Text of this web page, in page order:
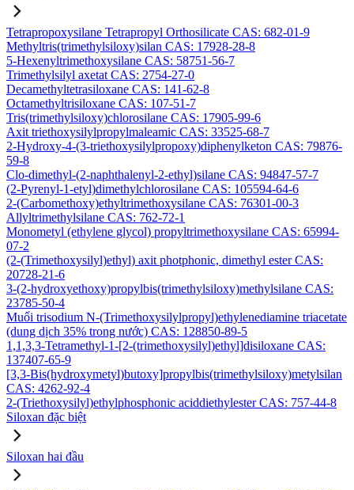
Tetrapropoxysilane Tetrapropyl Orthosilicate CAS: 682-01-9
Methyltris(trimethylsiloxy)silan CAS: 17928-28-8
5-Hexenyltrimethoxysilane CAS: 58751-56-7
Trimethylsilyl axetat CAS: 2754-27-0
Decamethyltetrasiloxane CAS: 141-62-8
Octamethyltrisiloxane CAS: 107-51-7
Tris(trimethylsiloxy)chlorosilane CAS: 17905-99-6
Axit triethoxysilylpropylmaleamic CAS: 33525-68-7
2-Hydroxy-4-(3-triethoxysilylpropoxy)diphenylketon CAS: 79876-
59-8
Clo-dimethyl-(2-naphthalenyl-2-ethyl)silane CAS: 94847-57-7
(2-Pyrenyl-1-etyl)dimethylchlorosilane CAS: 105594-64-6
2-(Carbomethoxy)ethyltrimethoxysilane CAS: 76301-00-3
Allyltrimethylsilane CAS: 762-72-1
Monometyl (ethylene glycol) propyltrimethoxysilane CAS: 65994-
07-2
(2-(Trimethoxysilyl)ethyl) axit photphonic, dimethyl ester CAS:
20728-21-6
3-(2-hydroxyethoxy)propylbis(trimethylsiloxy)methylsilane CAS:
23785-50-4
Muối trisodium N-(Trimethoxysilylpropyl)ethylenediamine triacetate
(dung dịch 35% trong nước) CAS: 128850-89-5
1,1,3,3-Tetramethyl-1-[2-(trimethoxysilyl)ethyl]disiloxane CAS:
137407-65-9
[3,3-Bis(hydroxymetyl)butoxy]propylbis(trimethylsiloxy)metylsilan
CAS: 4262-92-4
2-(Triethoxysilyl)ethylphosphonic aciddiethylester CAS: 757-44-8
Siloxan đặc biệt
Siloxan hai đầu